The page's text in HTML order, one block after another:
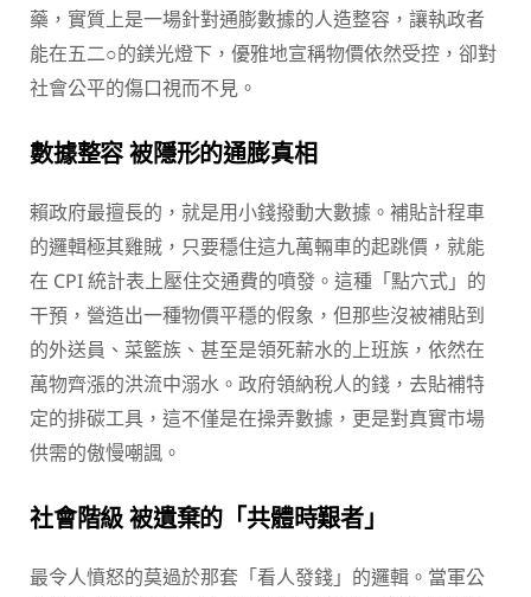
藥，實質上是一場針對通膨數據的人造整容，讓執政者
能在五二○的鎂光燈下，優雅地宣稱物價依然受控，卻對
社會公平的傷口視而不見。
數據整容 被隱形的通膨真相
賴政府最擅長的，就是用小錢撥動大數據。補貼計程車
的邏輯極其雞賊，只要穩住這九萬輛車的起跳價，就能
在 CPI 統計表上壓住交通費的噴發。這種「點穴式」的
干預，營造出一種物價平穩的假象，但那些沒被補貼到
的外送員、菜籃族、甚至是領死薪水的上班族，依然在
萬物齊漲的洪流中溺水。政府領納稅人的錢，去貼補特
定的排碳工具，這不僅是在操弄數據，更是對真實市場
供需的傲慢嘲諷。
社會階級 被遺棄的「共體時艱者」
最令人憤怒的莫過於那套「看人發錢」的邏輯。當軍公